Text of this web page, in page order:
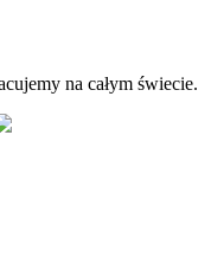
na całym świecie.